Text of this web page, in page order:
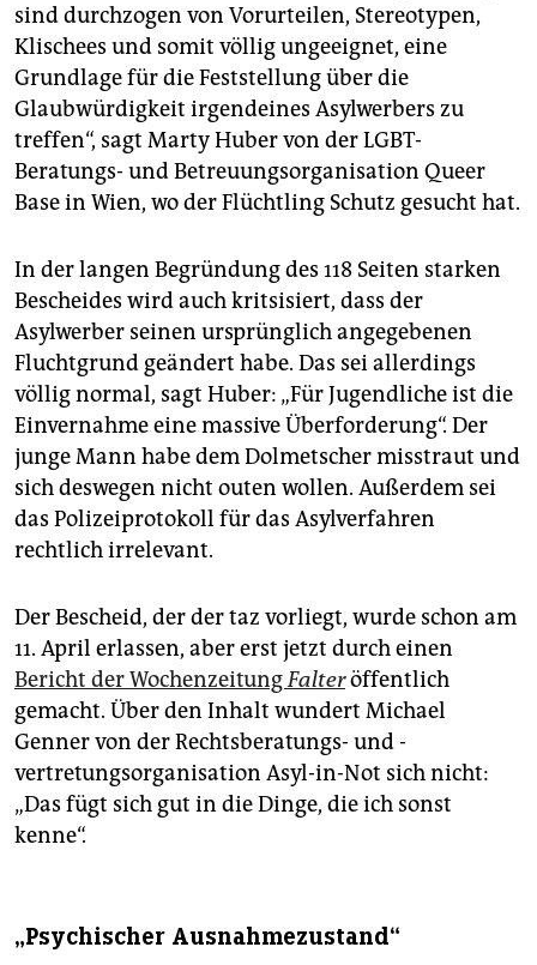
sind durchzogen von Vorurteilen, Stereotypen,
Klischees und somit völlig ungeeignet, eine
Grundlage für die Feststellung über die
Glaubwürdigkeit irgendeines Asylwerbers zu
treffen“, sagt Marty Huber von der LGBT-
Beratungs- und Betreuungsorganisation Queer
Base in Wien, wo der Flüchtling Schutz gesucht hat.
In der langen Begründung des 118 Seiten starken
Bescheides wird auch kritsisiert, dass der
Asylwerber seinen ursprünglich angegebenen
Fluchtgrund geändert habe. Das sei allerdings
völlig normal, sagt Huber: „Für Jugendliche ist die
Einvernahme eine massive Überforderung“. Der
junge Mann habe dem Dolmetscher misstraut und
sich deswegen nicht outen wollen. Außerdem sei
das Polizeiprotokoll für das Asylverfahren
rechtlich irrelevant.
Der Bescheid, der der taz vorliegt, wurde schon am
11. April erlassen, aber erst jetzt durch einen
Bericht der WochenzeitungFalteröffentlich
gemacht. Über den Inhalt wundert Michael
Genner von der Rechtsberatungs- und -
vertretungsorganisation Asyl-in-Not sich nicht:
„Das fügt sich gut in die Dinge, die ich sonst
kenne“.
„Psychischer Ausnahmezustand“